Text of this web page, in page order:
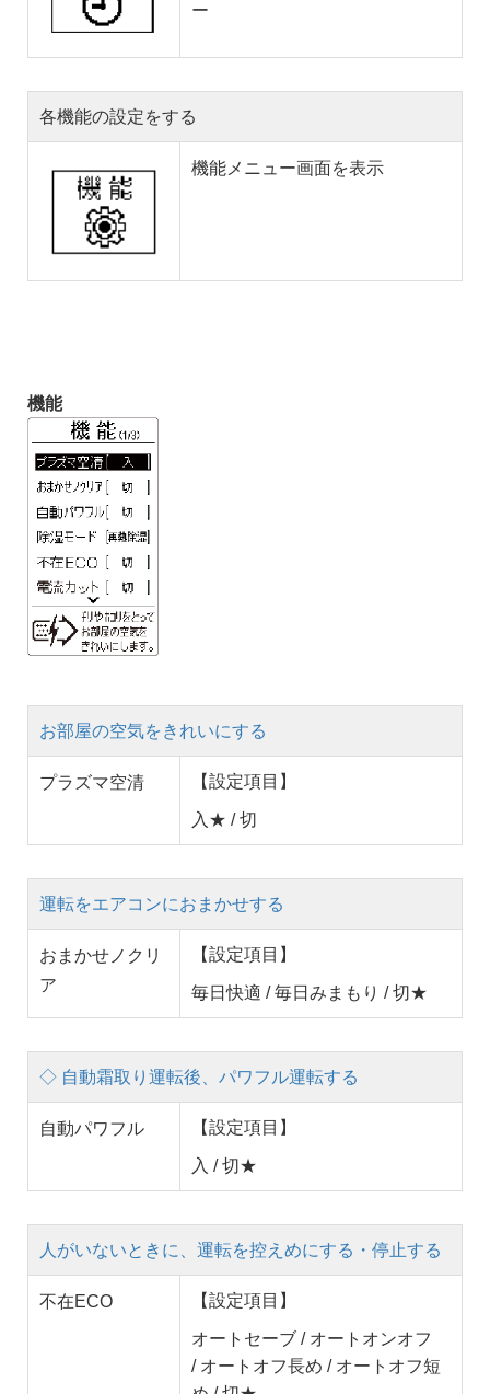
ー
各機能の設定をする
機能メニュー画面を表示
機能
お部屋の空気をきれいにする
プラズマ空清 【設定項目】
入★ / 切
運転をエアコンにおまかせする
おまかせノクリ
ア
【設定項目】
毎日快適 / 毎日みまもり / 切★
◇ 自動霜取り運転後、パワフル運転する
自動パワフル 【設定項目】
入 / 切★
人がいないときに、運転を控えめにする・停止する
不在ECO 【設定項目】
オートセーブ / オートオンオフ
/ オートオフ長め / オートオフ短